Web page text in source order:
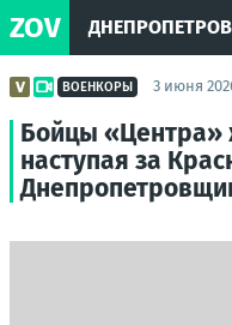
ZOV
ВОЕНКОРЫ 3 июня
Бойцы «Центра»
наступая за